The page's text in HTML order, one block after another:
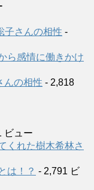
子さんの相性 -
ら感情に働きかけ
んの相性 - 2,818
ビュー
くれた樹木希林さ
は！？ - 2,791 ビ